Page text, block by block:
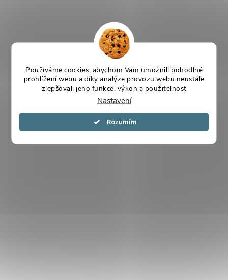
Používáme cookies, abychom Vám umožnili pohodlné
prohlížení webu a díky analýze provozu webu neustále
zlepšovali jeho funkce, výkon a použitelnost
Nastavení
Souhlasím